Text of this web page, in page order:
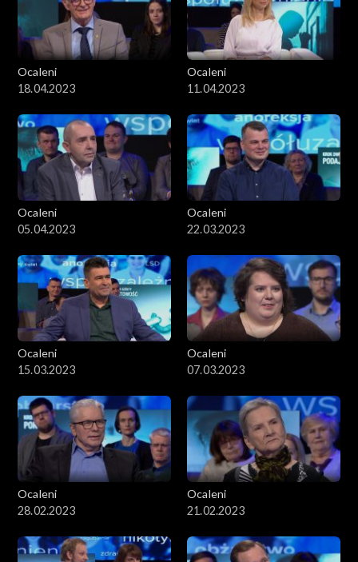
Ocaleni
18.04.2023
Ocaleni
11.04.2023
Ocaleni
05.04.2023
Ocaleni
22.03.2023
Ocaleni
15.03.2023
Ocaleni
07.03.2023
Ocaleni
28.02.2023
Ocaleni
21.02.2023